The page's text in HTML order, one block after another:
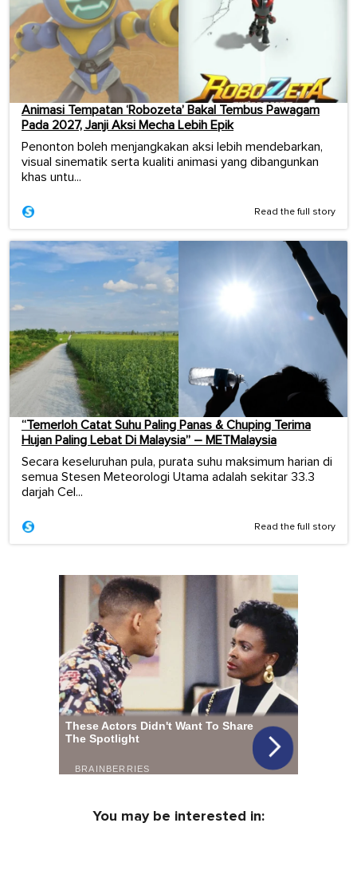
Animasi Tempatan ‘Robozeta’ Bakal Tembus Pawagam
Pada 2027, Janji Aksi Mecha Lebih Epik
Penonton boleh menjangkakan aksi lebih mendebarkan,
visual sinematik serta kualiti animasi yang dibangunkan
khas untu...
Read the full story
“Temerloh Catat Suhu Paling Panas & Chuping Terima
Hujan Paling Lebat Di Malaysia” – METMalaysia
Secara keseluruhan pula, purata suhu maksimum harian di
semua Stesen Meteorologi Utama adalah sekitar 33.3
darjah Cel...
Read the full story
You may be interested in: